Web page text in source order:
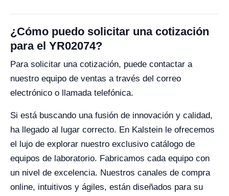
¿Cómo puedo solicitar una cotización
para el YR02074?
Para solicitar una cotización, puede contactar a
nuestro equipo de ventas a través del correo
electrónico o llamada telefónica.
Si está buscando una fusión de innovación y calidad,
ha llegado al lugar correcto. En Kalstein le ofrecemos
el lujo de explorar nuestro exclusivo catálogo de
equipos de laboratorio. Fabricamos cada equipo con
un nivel de excelencia. Nuestros canales de compra
online, intuitivos y ágiles, están diseñados para su